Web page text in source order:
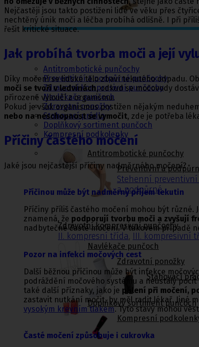
ponožky
Antitrombotické punčochy
Preventivní a podpůrné punčochy
Zdravotní kompresivní punčochy
Navlékače punčoch
Zdravotní ponožky
Stahovací prádlo
Doplňkový sortiment punčoch
Kompresní podkolenky
Antitrombotické punčochy
Preventivní a
Stehenní
a podpůrné
Zdravotní kompresivní punčochy
II. kompresní třída, III. kompresivní
Navlékače punčoch
Zdravotní ponožky
Stahovací
Doplňkový sortiment punčoch
Kompresní
Nejčastěji jsou takto postiženi lidé ve věku přes
nechtěný únik moči a léčba probíhá odlišně. I při
řešit kritické situace.
Jak probíhá tvorba moči a její
Díky močení se lidské tělo zbaví tekutého odpadu.
moči se tvoří v ledvinách, odkud se močovody
přirozeně vyloučí z organismu.
Pokud je však organismus postižen nějakým
nebo na neschopnost se vymočit, zde je potřeba
Příčiny častého močení
Jaké jsou nejčastější příčiny nadměrného močení?
Příčinou může být nadměrný příjem tekutin
Příčiny příliš častého močení mohou být různé.
znamená, že podporují tvorbu moči a zvyšují
nadbytečné časté močení. V takovém případě
Pozor na infekci močových cest
Další běžnou příčinou může být infekce
podráždění močového systému a neustálý
také další příznaky, jako je pálení při močení,
zastavit nutkání močit, by měl radit lékař. Jiné
vysokým krevním tlakem. Tyto stavy mohou
Časté močení způsobuje i cukrovka